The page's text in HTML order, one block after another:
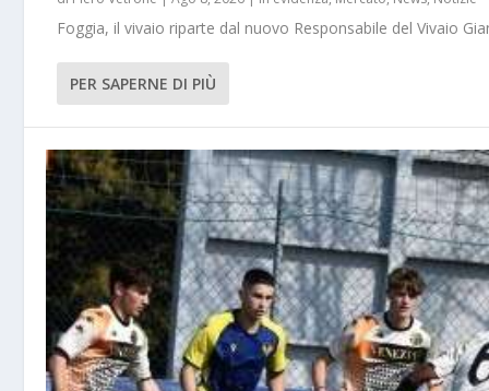
Foggia, il vivaio riparte dal nuovo Responsabile del Vivaio
PER SAPERNE DI PIÙ